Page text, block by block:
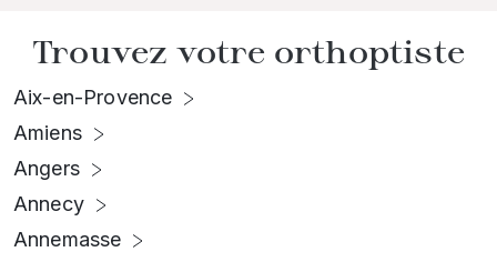
Trouvez votre orthoptiste
Aix-en-Provence
Amiens
Angers
Annecy
Annemasse